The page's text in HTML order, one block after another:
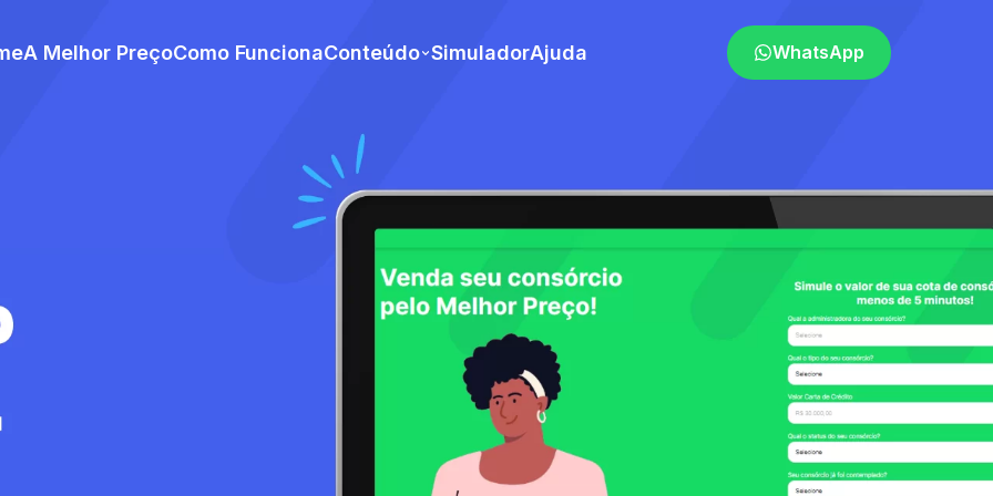
A Melhor PreçoComo FuncionaConteúdo SimuladorAjuda WhatsApp